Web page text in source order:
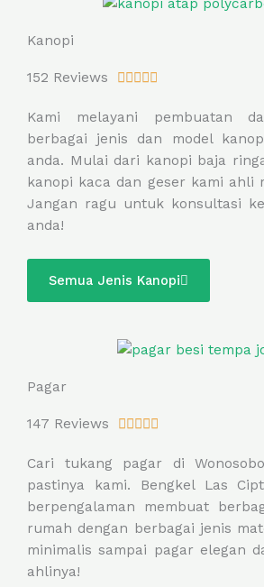
Kanopi
152 Reviews 
t
e
d
5
o
Kami melayani pembuatan
berbagai jenis dan model
anda. Mulai dari kanopi baja
kanopi kaca dan geser kami ahli
Jangan ragu untuk konsultasi
anda!
Semua Jenis Kanopi
Pagar
147 Reviews 
t
e
d
5
o
Cari tukang pagar di
pastinya kami. Bengkel Las
berpengalaman membuat
rumah dengan berbagai jenis
minimalis sampai pagar elegan
ahlinya!